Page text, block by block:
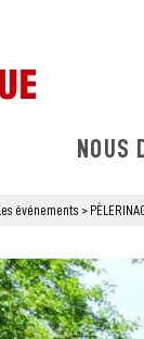
NOUS
événements >